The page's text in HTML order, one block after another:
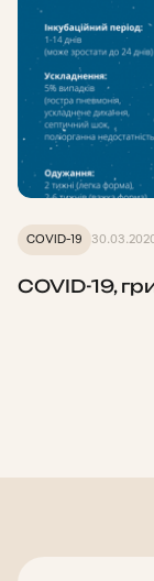
COVID-19
COVID-19,